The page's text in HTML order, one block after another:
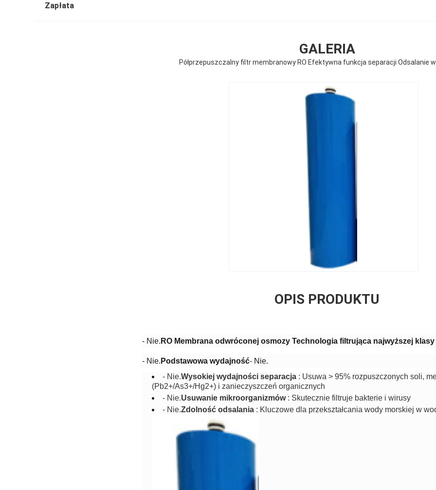
Zapłata
GALERIA
Półprzepuszczalny filtr membranowy RO Efektywna funkcja separacji Odsalanie
OPIS PRODUKTU
- Nie. RO Membrana odwróconej osmozy Technologia filtrująca najwyższej klasy
- Nie. Podstawowa wydajność- Nie.
- Nie.Wysokiej wydajności separacja : Usuwa > 95% rozpuszczonych soli,
(Pb2+/As3+/Hg2+) i zanieczyszczeń organicznych
- Nie.Usuwanie mikroorganizmów : Skutecznie filtruje bakterie i wirusy
- Nie.Zdolność odsalania : Kluczowe dla przekształcania wody morskiej w